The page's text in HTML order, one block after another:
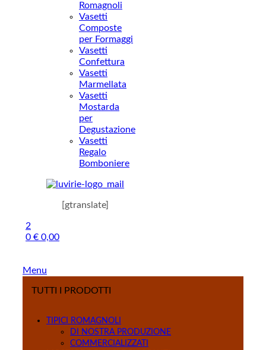
Romagnoli
Vasetti
Composte
per Formaggi
Vasetti
Confettura
Vasetti
Marmellata
Vasetti
Mostarda
per
Degustazione
Vasetti
Regalo
Bomboniere
[gtranslate]
2
0 € 0,00
Menu
TUTTI I PRODOTTI
TIPICI ROMAGNOLI
DI NOSTRA PRODUZIONE
COMMERCIALIZZATI